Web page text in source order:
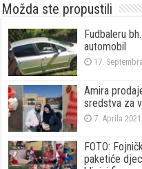
Možda ste propustili
Fudbaleru
automobil
17.
Amira
sredstva za
7. Aprila 2021.
FOTO:
paketiće